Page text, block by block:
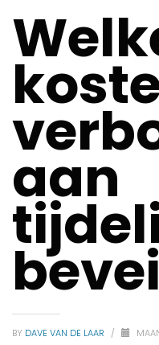
aan
BY DAVE VAN DE LAAR /